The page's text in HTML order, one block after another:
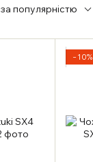
за популярністю
−10%